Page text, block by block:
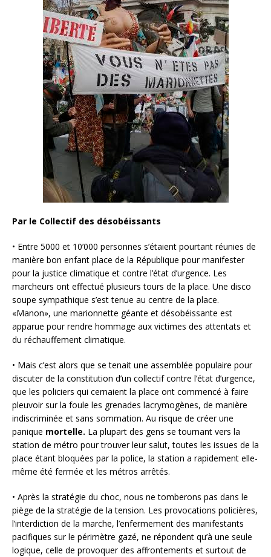
Par le Collectif des désobéissants
• Entre 5000 et 10’000 personnes s’étaient pourtant réunies de
manière bon enfant place de la République pour manifester
pour la justice climatique et contre l’état d’urgence. Les
marcheurs ont effectué plusieurs tours de la place. Une disco
soupe sympathique s’est tenue au centre de la place.
«Manon», une marionnette géante et désobéissante est
apparue pour rendre hommage aux victimes des attentats et
du réchauffement climatique.
• Mais c’est alors que se tenait une assemblée populaire pour
discuter de la constitution d’un collectif contre l’état d’urgence,
que les policiers qui cernaient la place ont commencé à faire
pleuvoir sur la foule les grenades lacrymogènes, de manière
indiscriminée et sans sommation. Au risque de créer une
panique mortelle. La plupart des gens se tournant vers la
station de métro pour trouver leur salut, toutes les issues de la
place étant bloquées par la police, la station a rapidement elle-
même été fermée et les métros arrêtés.
• Après la stratégie du choc, nous ne tomberons pas dans le
piège de la stratégie de la tension. Les provocations policières,
l’interdiction de la marche, l’enfermement des manifestants
pacifiques sur le périmètre gazé, ne répondent qu’à une seule
logique, celle de provoquer des affrontements et surtout de